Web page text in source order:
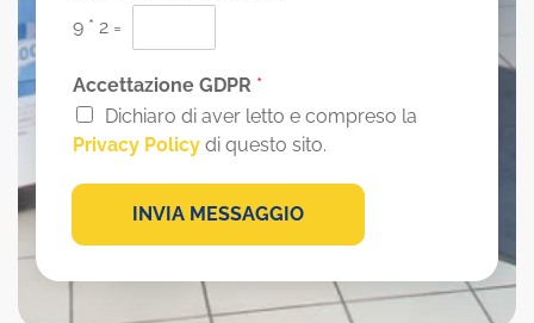
*9 * 2 =
Accettazione GDPR *
Dichiaro di aver letto e compreso la
Privacy Policy di questo sito.
INVIA MESSAGGIO